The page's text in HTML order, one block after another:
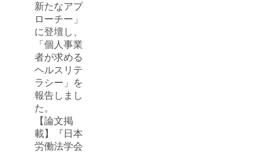
新たなアプ
ローチー」
に登壇し、
「個人事業
者が求める
ヘルスリテ
ラシー」を
報告しまし
た。
【論文掲
載】『日本
労働法学会